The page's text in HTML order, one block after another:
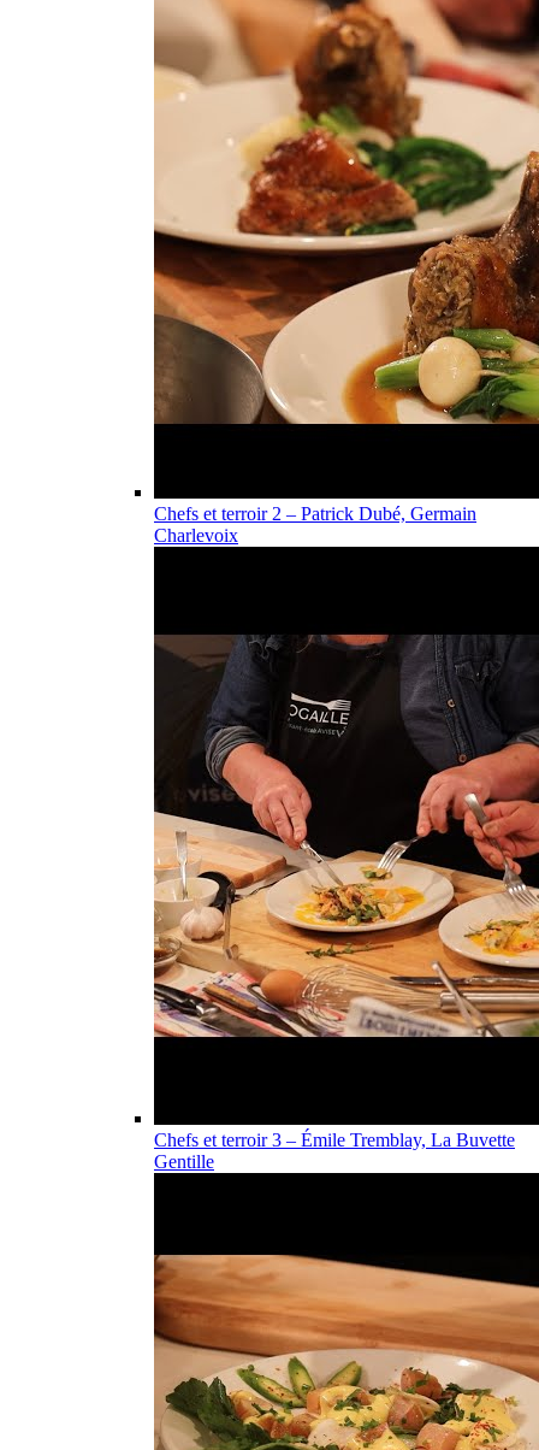
Chefs et terroir 2 – Patrick Dubé, Germain
Charlevoix
Chefs et terroir 3 – Émile Tremblay, La Buvette
Gentille